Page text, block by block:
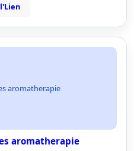
aromatherapie
aromatherapie